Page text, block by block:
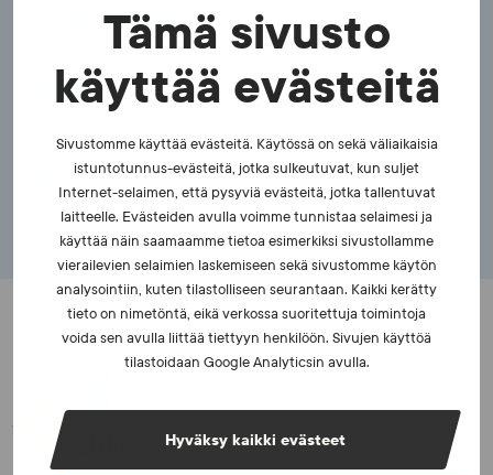
Tämä sivusto
käyttää evästeitä
Sivustomme käyttää evästeitä. Käytössä on sekä väliaikaisia
istuntotunnus-evästeitä, jotka sulkeutuvat, kun suljet
Internet-selaimen, että pysyviä evästeitä, jotka tallentuvat
laitteelle. Evästeiden avulla voimme tunnistaa selaimesi ja
käyttää näin saamaamme tietoa esimerkiksi sivustollamme
vierailevien selaimien laskemiseen sekä sivustomme käytön
analysointiin, kuten tilastolliseen seurantaan. Kaikki kerätty
tieto on nimetöntä, eikä verkossa suoritettuja toimintoja
voida sen avulla liittää tiettyyn henkilöön. Sivujen käyttöä
tilastoidaan Google Analyticsin avulla.
Hyväksy kaikki evästeet
Etik inom idrotten
Forskning
Utredning